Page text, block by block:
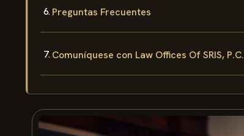
Preguntas Frecuentes
Comuníquese con Law Offices Of SRIS, P.C.